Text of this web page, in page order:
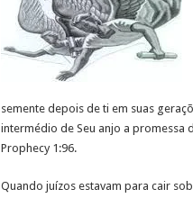
semente depois de ti em suas
intermédio de Seu anjo a promessa
Prophecy 1:96.
Quando juízos estavam para cair